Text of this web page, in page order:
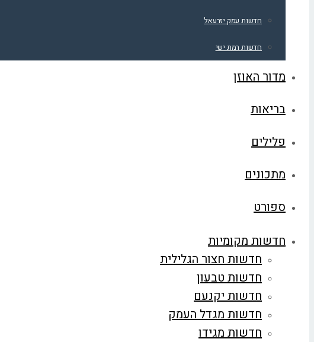
חדשות עמק יזרעאל
חדשות רמת ישי
מדור האוזן
בריאות
פלילים
מתכונים
ספורט
חדשות מקומיות
חדשות חצור הגלילית
חדשות טבעון
חדשות יקנעם
חדשות מגדל העמק
חדשות מגידו